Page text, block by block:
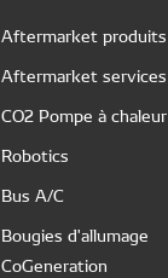
Aftermarket produits
Aftermarket services
CO2 Pompe à chaleur
Robotics
Bus A/C
Bougies d'allumage
CoGeneration